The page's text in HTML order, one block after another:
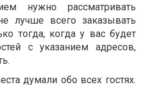
нужно рассматривать
лучше всего заказывать
тогда, когда у вас будет
с указанием адресов,
думали обо всех гостях.